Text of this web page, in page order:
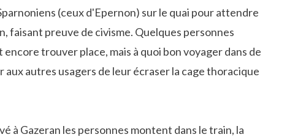
(ceux d'Epernon) sur le quai pour attendre
faisant preuve de civisme. Quelques personnes
trouver place, mais à quoi bon voyager dans de
autres usagers de leur écraser la cage thoracique
à Gazeran les personnes montent dans le train, la